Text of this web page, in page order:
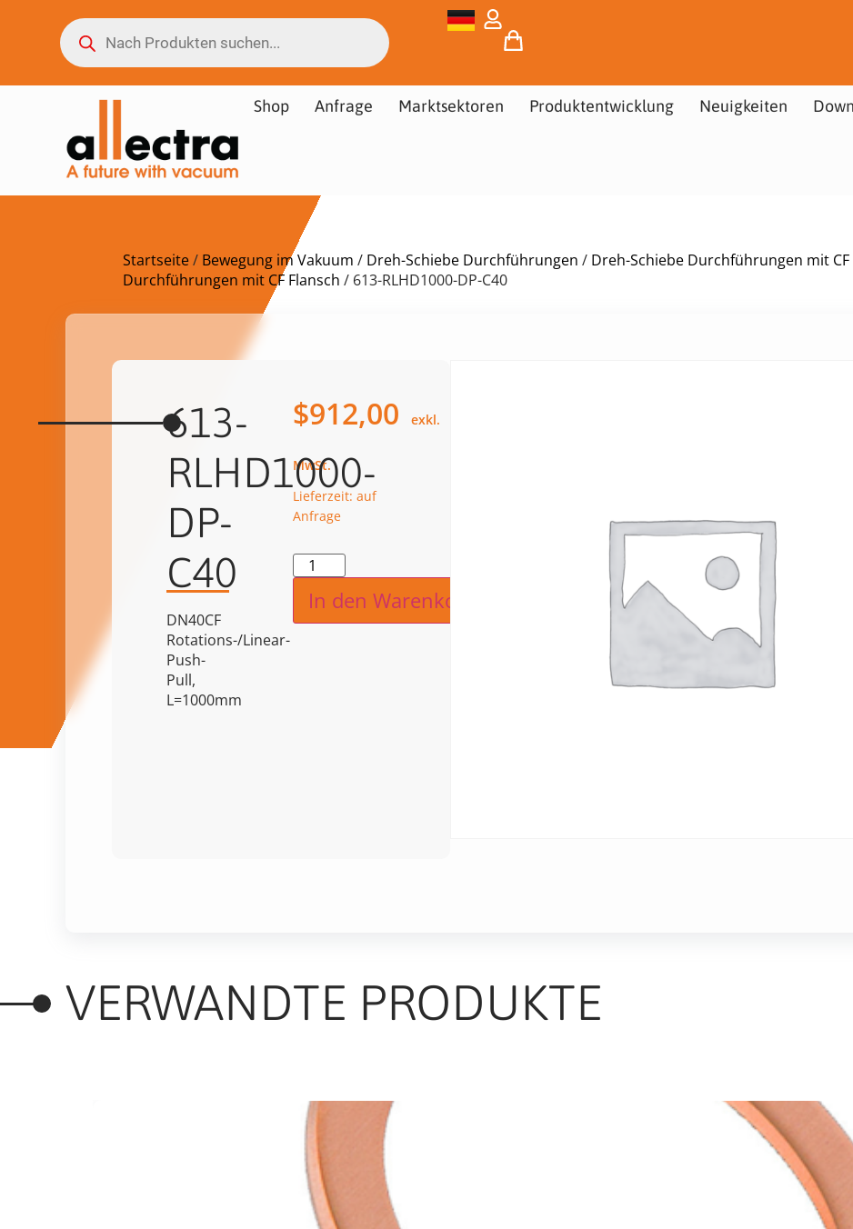
Shop Anfrage Marktsektoren Produktentwicklung Neuigkeiten
Startseite/ Bewegung im Vakuum / Dreh-Schiebe Durchführungen / Dreh-Schiebe Durchführungen mit CF
Durchführungen mit CF Flansch / 613-RLHD1000-DP-C40
613-
RLHD1000-
DP-
C40
DN40CF
Rotations-/Linear-
Push-
Pull,
L=1000mm
$912,00
Lieferzeit: auf
Anfrage
In den Warenkorb
VERWANDTE PRODUKTE